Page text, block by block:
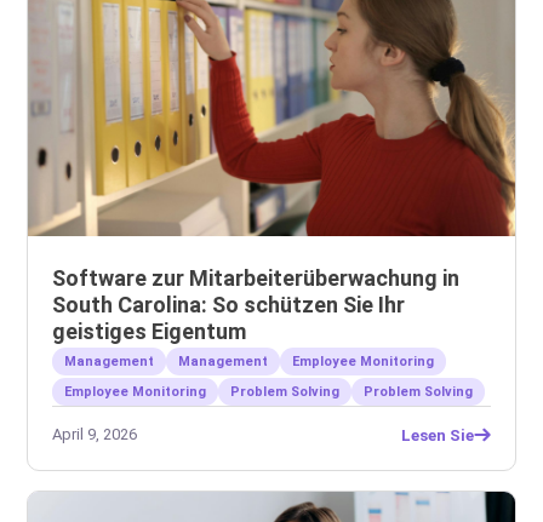
Software zur Mitarbeiterüberwachung in
South Carolina: So schützen Sie Ihr
geistiges Eigentum
Management Management
Employee Monitoring
Employee Monitoring
Problem Solving Problem Solving
April 9, 2026 Lesen Sie